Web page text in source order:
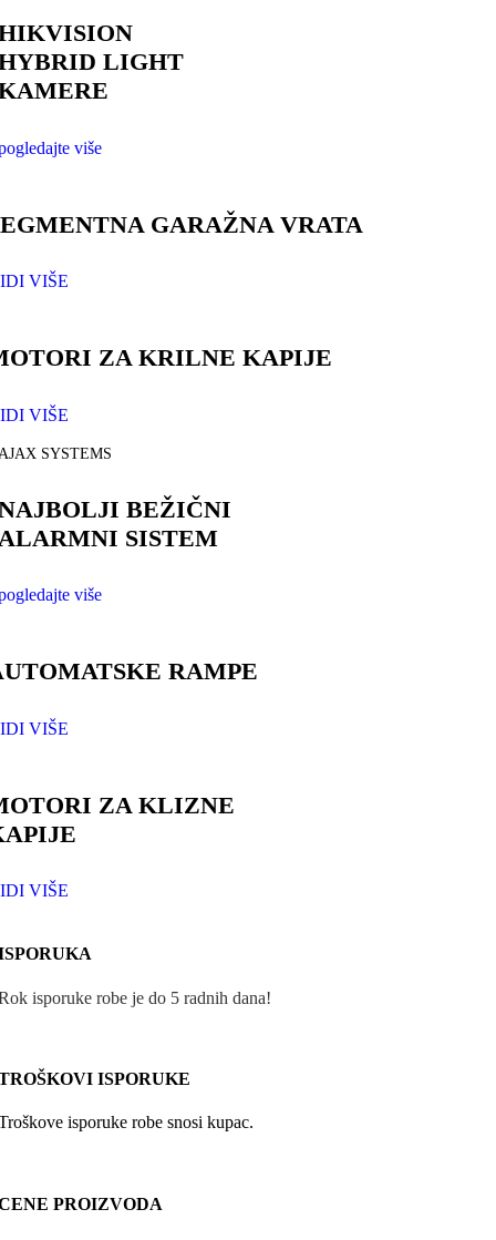
LIGHT
više
GARAŽNA VRATA
VIŠE
ZA KRILNE KAPIJE
VIŠE
SYSTEMS
BEŽIČNI
SISTEM
više
RAMPE
VIŠE
ZA KLIZNE
VIŠE
isporuke robe je do 5 radnih dana!
ISPORUKE
isporuke robe snosi kupac.
PROIZVODA